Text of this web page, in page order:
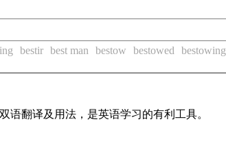
bestir best man bestow bestowed bestowing
语翻译及用法，是英语学习的有利工具。